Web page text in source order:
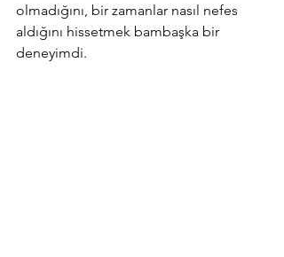
olmadığını, bir zamanlar nasıl nefes
aldığını hissetmek bambaşka bir
deneyimdi.